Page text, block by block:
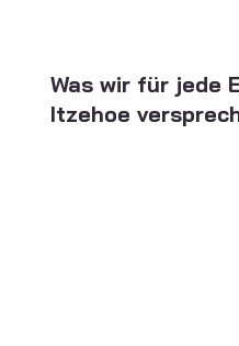
Was wir für jede
Itzehoe